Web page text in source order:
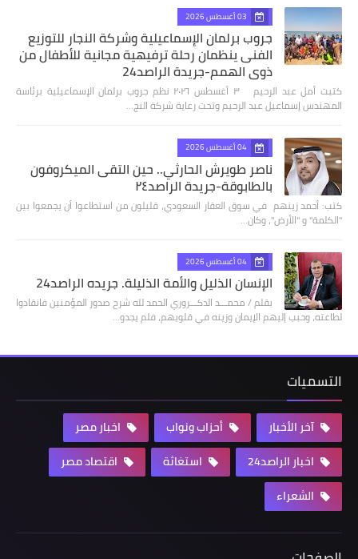
03 أغسطس 2026
جروب برلمان الإسماعيلية وشركة النجار للتوزيع
الفنى ينظمان رحلة ترفيهية مجانية للأطفال من
ذوي الهمم-جريدة الراصد24
كتبت أمل عبد الرحيم ٣ أغسطس ٢٠٢٦ نظم جروب برلمان الإسماعيلية برئاسة
المهندس إسماعيل عبد الرحيم وتحت رعاية شركة النج…
04 أغسطس 2026
ناصر طويرش الحارثي.. حين التقى الميكروفون
بالطابوقة-جريدة الراصد٢٤
كتب: أحمد زينهم في سوق العقار السعودي، قليلون من استطاعوا أن يجمعوا بين
"الكلمة" و "الأرض"، وكان…
04 أغسطس 2026
الإنسان الذليل والأمة الذليلة. جريده الراصد24
بقلم / محمـــد الدكـــروري الحمد لله شرح صدور المؤمنين فانقادوا
لطاعته، وحبب إليهم الإيمان وزينه في قلوبهم، فلم يجدو…
التسميات
آخر الأخبار أحزاب ونواب
اخبار مصر
اخبار الراصد24
استغاثة
اقتصاد مصر
الشعراء